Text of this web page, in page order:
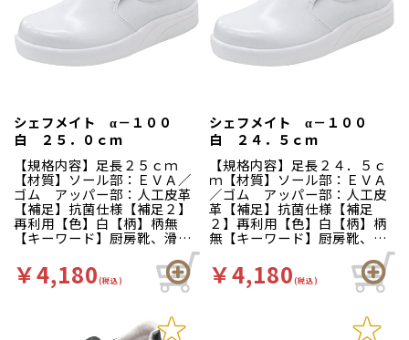
に開発されました。滑りにく
い…滑りにくい防滑グリット
ソールには他方向に効くウィ
ンドミルパターンを採用。滑
りやすい床や雨の日等にも優
クッション性の良いインソー
ルが長時間の立ち作業をサポ
ートします。足幅ゆったり３
Ｅサイズ…つま先部分までゆ
ったりとした３Ｅ設計。
に開発されました。滑りにく
い…滑りにくい防滑グリット
ソールには他方向に効くウィ
ンドミルパターンを採用。滑
りやすい床や雨の日等にも優
クッション性の良いインソー
ルが長時間の立ち作業をサポ
ートします。足幅ゆったり３
Ｅサイズ…つま先部分までゆ
ったりとした３Ｅ設計。
シェフメイト α－１００
白 ２５．０ｃｍ
【規格内容】足長２５ｃｍ
【材質】ソール部：ＥＶＡ／
ゴム アッパー部：人工皮革
【補足】抗菌仕様【補足２】
再利用【色】白【柄】柄無
【キーワード】厨房靴、滑り
にくい、工場 靴底は軽くて
滑りにくいハイグリップ仕
様。長時間の作業による疲労
を軽減、快適な着用感のため
す。インソールの表面には抗
￥4,180(税込)
シェフメイト α－１００
白 ２４．５ｃｍ
【規格内容】足長２４．５ｃ
ｍ【材質】ソール部：ＥＶＡ
／ゴム アッパー部：人工皮
革【補足】抗菌仕様【補足
２】再利用【色】白【柄】柄
無【キーワード】厨房靴、滑
りにくい、工場 靴底は軽く
て滑りにくいハイグリップ仕
様。長時間の作業による疲労
を軽減、快適な着用感のため
す。インソールの表面には抗
￥4,180(税込)